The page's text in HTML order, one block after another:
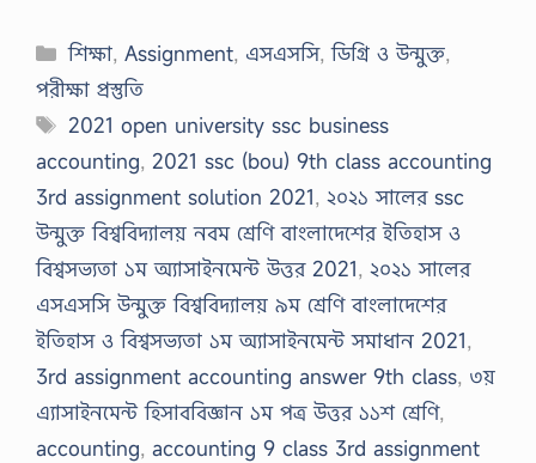
Categories
শিক্ষা,Assignment, এসএসসি,ডিগ্রি ও উন্মুক্ত,
পরীক্ষা প্রস্তুতি
Tags
2021 open university ssc business
accounting, 2021 ssc (bou) 9th class accounting
3rd assignment solution 2021, ২০২১ সালের ssc
উন্মুক্ত বিশ্ববিদ্যালয় নবম শ্রেণি বাংলাদেশের ইতিহাস ও
বিশ্বসভ্যতা ১ম অ্যাসাইনমেন্ট উত্তর 2021, ২০২১ সালের
এসএসসি উন্মুক্ত বিশ্ববিদ্যালয় ৯ম শ্রেণি বাংলাদেশের
ইতিহাস ও বিশ্বসভ্যতা ১ম অ্যাসাইনমেন্ট সমাধান 2021,
3rd assignment accounting answer 9th class, ৩য়
এ্যাসাইনমেন্ট হিসাববিজ্ঞান ১ম পত্র উত্তর ১১শ শ্রেণি,
accounting, accounting 9 class 3rd assignment